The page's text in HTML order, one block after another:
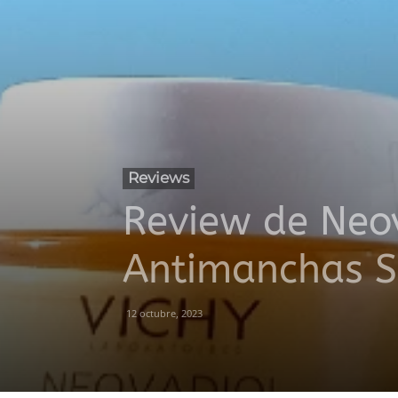
Reviews
Review de
Antimanchas
12 octubre, 2023